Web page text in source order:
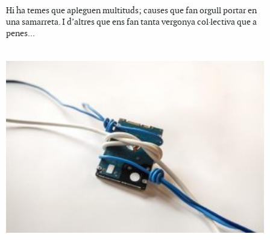
Hi ha temes que apleguen multituds; causes que fan orgull portar en
una samarreta. I d’altres que ens fan tanta vergonya col·lectiva que a
penes...